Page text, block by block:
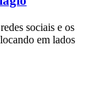
sociais e os
em lados